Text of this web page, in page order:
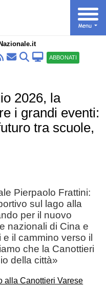
ABBONATI
2026, la
i grandi eventi:
tra scuole,
Pierpaolo Frattini:
sul lago alla
per il nuovo
nazionali di Cina e
il cammino verso il
che la Canottieri
della città»